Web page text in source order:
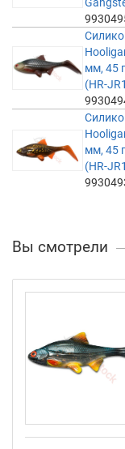
мм, 45
(HR-
мм, 45
(HR-
Вы смотрели